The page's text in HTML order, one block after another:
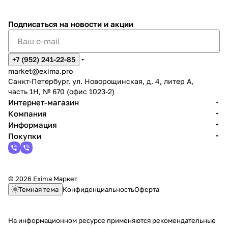
Подписаться на новости и акции
+7 (952) 241-22-85
market@exima.pro
Санкт-Петербург, ул. Новорощинская, д. 4, литер А,
часть 1Н, № 670 (офис 1023-2)
Интернет-магазин
Компания
Информация
Покупки
© 2026 Exima Маркет
Темная тема КонфиденциальностьОферта
На информационном ресурсе применяются рекомендательные